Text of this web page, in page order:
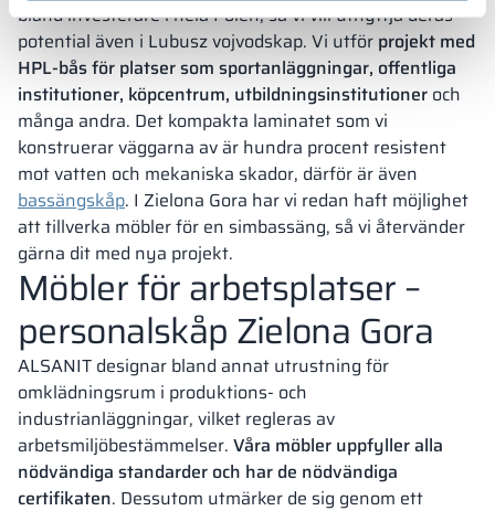
bland investerare i hela Polen, så vi vill utnyttja deras
potential även i Lubusz vojvodskap. Vi utför projekt med
HPL-bås för platser som sportanläggningar, offentliga
institutioner, köpcentrum, utbildningsinstitutioner och
många andra. Det kompakta laminatet som vi
konstruerar väggarna av är hundra procent resistent
mot vatten och mekaniska skador, därför är även
bassängskåp. I Zielona Gora har vi redan haft möjlighet
att tillverka möbler för en simbassäng, så vi återvänder
gärna dit med nya projekt.
Möbler för arbetsplatser –
personalskåp Zielona Gora
ALSANIT designar bland annat utrustning för
omklädningsrum i produktions- och
industrianläggningar, vilket regleras av
arbetsmiljöbestämmelser. Våra möbler uppfyller alla
nödvändiga standarder och har de nödvändiga
certifikaten. Dessutom utmärker de sig genom ett